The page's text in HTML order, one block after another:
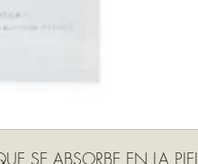
SE ABSORBE EN LA PIEL